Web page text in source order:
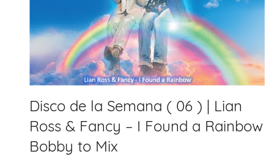
Disco de la Semana ( 06 ) | Lian
Ross & Fancy – I Found a Rainbow
Bobby to Mix